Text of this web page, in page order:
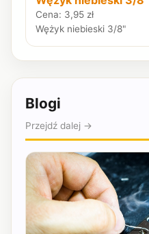
Cena: 3,95 zł
Wężyk niebieski 3/8"
Blogi
Przejdź dalej →